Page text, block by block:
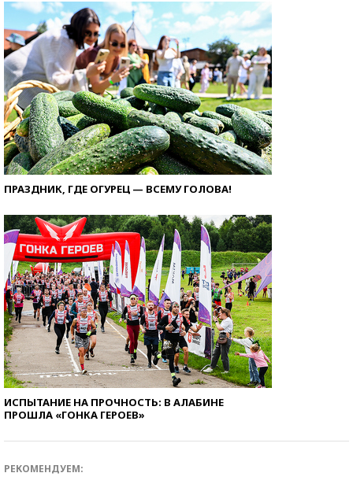
ПРАЗДНИК, ГДЕ ОГУРЕЦ — ВСЕМУ ГОЛОВА!
ИСПЫТАНИЕ НА ПРОЧНОСТЬ: В АЛАБИНЕ
ПРОШЛА «ГОНКА ГЕРОЕВ»
РЕКОМЕНДУЕМ: